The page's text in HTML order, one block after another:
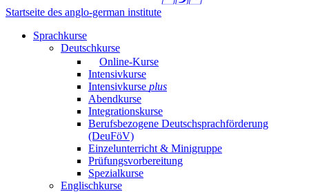
Startseite des anglo-german institute
Sprachkurse
Deutschkurse
Online-Kurse
Intensivkurse
Intensivkurse plus
Abendkurse
Integrationskurse
Berufsbezogene Deutschsprachförderung
(DeuFöV)
Einzelunterricht & Minigruppe
Prüfungsvorbereitung
Spezialkurse
Englischkurse